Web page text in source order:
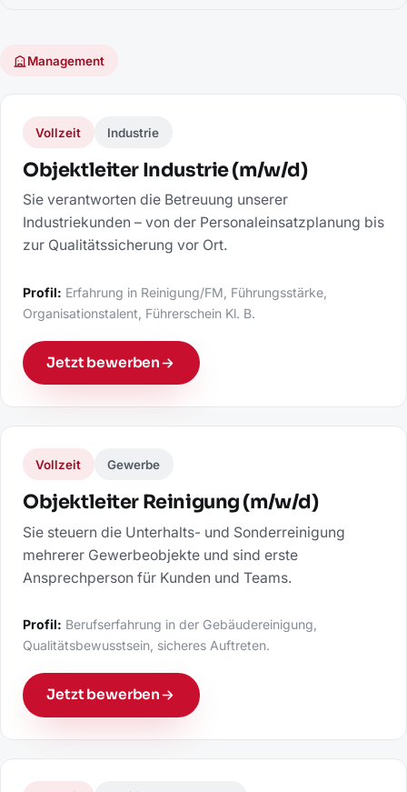
Management
Vollzeit Industrie
Objektleiter Industrie (m/w/d)
Sie verantworten die Betreuung unserer
Industriekunden – von der Personaleinsatzplanung bis
zur Qualitätssicherung vor Ort.
Profil: Erfahrung in Reinigung/FM, Führungsstärke,
Organisationstalent, Führerschein Kl. B.
Jetzt bewerben
Vollzeit Gewerbe
Objektleiter Reinigung (m/w/d)
Sie steuern die Unterhalts- und Sonderreinigung
mehrerer Gewerbeobjekte und sind erste
Ansprechperson für Kunden und Teams.
Profil: Berufserfahrung in der Gebäudereinigung,
Qualitätsbewusstsein, sicheres Auftreten.
Jetzt bewerben